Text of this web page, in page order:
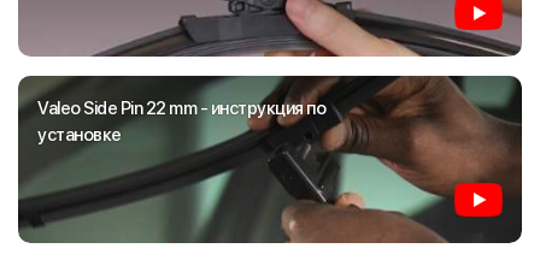
Valeo Side Pin 22 mm - инструкция по
установке